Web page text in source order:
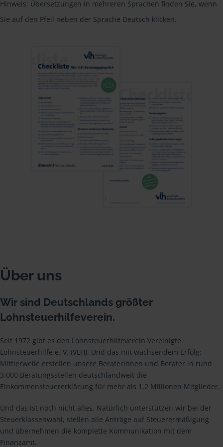
Hinweis: Übersetzungen in mehreren Sprachen finden Sie, wenn
Sie auf den Pfeil neben der Sprache Deutsch klicken.
Über uns
Wir sind Deutschlands größter
Lohnsteuerhilfeverein.
Seit 1972 gibt es den Lohnsteuerhilfeverein Vereinigte
Lohnsteuerhilfe e. V. (VLH). Und das mit wachsendem Erfolg:
Mittlerweile erstellen unsere Beraterinnen und Berater in rund
3.000 Beratungsstellen deutschlandweit die
Einkommensteuererklärung für mehr als 1,2 Millionen Mitglieder.
Und das ist noch nicht alles. Natürlich unterstützen wir bei der
Steuerklassenwahl, stellen alle Anträge auf Steuerermäßigung
und übernehmen die komplette Kommunikation mit dem
Finanzamt.